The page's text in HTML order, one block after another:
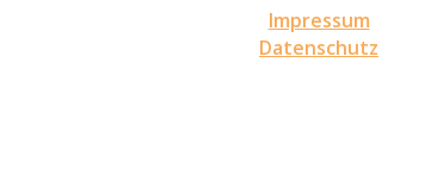
Impressum
Datenschutz